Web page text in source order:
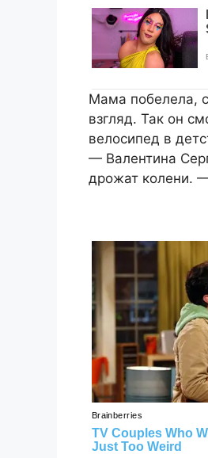
Мама побелела,
взгляд. Так он
велосипед в
— Валентина
дрожат колени.